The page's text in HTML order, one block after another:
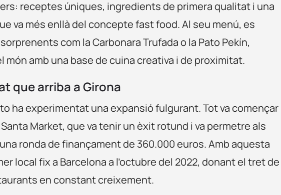
receptes úniques, ingredients de primera qualitat i una
va més enllà del concepte fast food. Al seu menú, es
com la Carbonara Trufada o la Pato Pekín,
món amb una base de cuina creativa i de proximitat.
que arriba a Girona
ha experimentat una expansió fulgurant. Tot va començar
Market, que va tenir un èxit rotund i va permetre als
ronda de finançament de 360.000 euros. Amb aquesta
local fix a Barcelona a l’octubre del 2022, donant el tret de
en constant creixement.